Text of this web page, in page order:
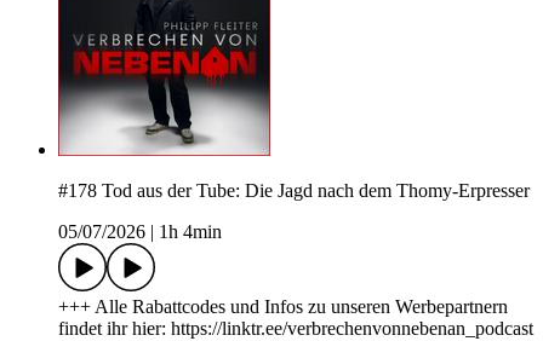
#178 Tod aus der Tube: Die Jagd nach dem Thomy-Erpresser
05/07/2026
1h 4min
+++ Alle Rabattcodes und Infos zu unseren Werbepartnern
findet ihr hier: https://linktr.ee/verbrechenvonnebenan_podcast